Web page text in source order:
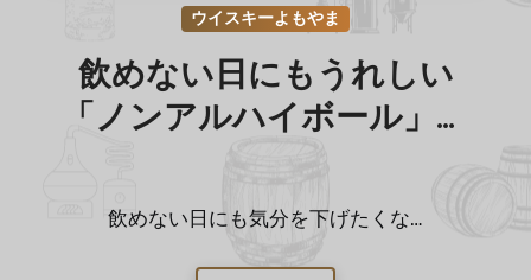
ウイスキーよもやま
飲めない日にもうれしい
「ノンアルハイボール」と
飲めない日にも気分を下げたくな…